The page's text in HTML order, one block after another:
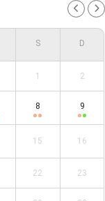
1 2
8 9
15 16
22 23